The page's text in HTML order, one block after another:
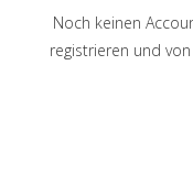
Noch keinen
registrieren und